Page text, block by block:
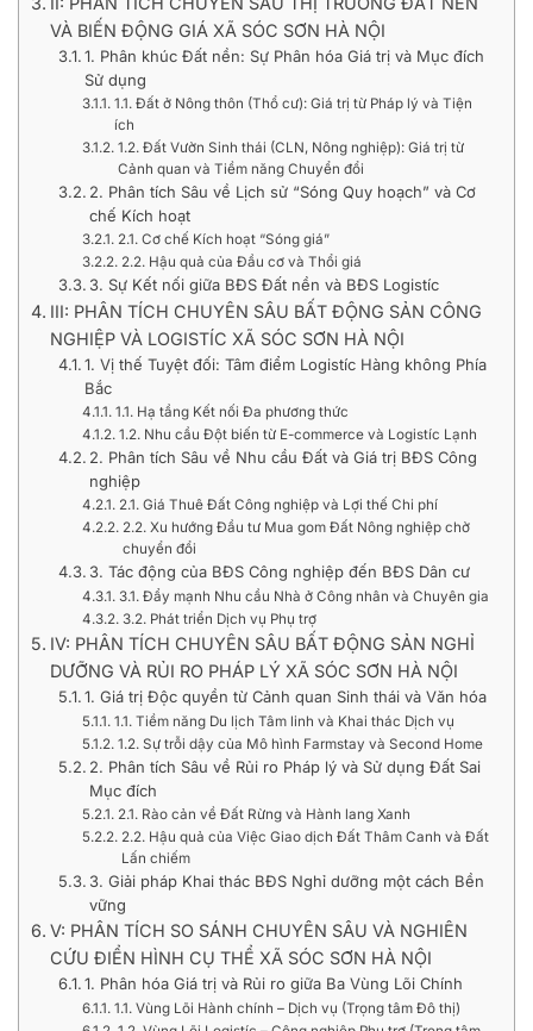
VÀ BIẾN ĐỘNG GIÁ XÃ SÓC SƠN HÀ NỘI
1. Phân khúc Đất nền: Sự Phân hóa Giá trị và Mục đích
Sử dụng
1.1. Đất ở Nông thôn (Thổ cư): Giá trị từ Pháp lý và Tiện
ích
1.2. Đất Vườn Sinh thái (CLN, Nông nghiệp): Giá trị từ
Cảnh quan và Tiềm năng Chuyển đổi
2. Phân tích Sâu về Lịch sử “Sóng Quy hoạch” và Cơ
chế Kích hoạt
2.1. Cơ chế Kích hoạt “Sóng giá”
2.2. Hậu quả của Đầu cơ và Thổi giá
3. Sự Kết nối giữa BĐS Đất nền và BĐS Logistíc
III: PHÂN TÍCH CHUYÊN SÂU BẤT ĐỘNG SẢN CÔNG
NGHIỆP VÀ LOGISTÍC XÃ SÓC SƠN HÀ NỘI
1. Vị thế Tuyệt đối: Tâm điểm Logistíc Hàng không Phía
Bắc
1.1. Hạ tầng Kết nối Đa phương thức
1.2. Nhu cầu Đột biến từ E-commerce và Logistíc Lạnh
2. Phân tích Sâu về Nhu cầu Đất và Giá trị BĐS Công
nghiệp
2.1. Giá Thuê Đất Công nghiệp và Lợi thế Chi phí
2.2. Xu hướng Đầu tư Mua gom Đất Nông nghiệp chờ
chuyển đổi
3. Tác động của BĐS Công nghiệp đến BĐS Dân cư
3.1. Đẩy mạnh Nhu cầu Nhà ở Công nhân và Chuyên gia
3.2. Phát triển Dịch vụ Phụ trợ
IV: PHÂN TÍCH CHUYÊN SÂU BẤT ĐỘNG SẢN NGHỈ
DƯỠNG VÀ RỦI RO PHÁP LÝ XÃ SÓC SƠN HÀ NỘI
1. Giá trị Độc quyền từ Cảnh quan Sinh thái và Văn hóa
1.1. Tiềm năng Du lịch Tâm linh và Khai thác Dịch vụ
1.2. Sự trỗi dậy của Mô hình Farmstay và Second Home
2. Phân tích Sâu về Rủi ro Pháp lý và Sử dụng Đất Sai
Mục đích
2.1. Rào cản về Đất Rừng và Hành lang Xanh
2.2. Hậu quả của Việc Giao dịch Đất Thâm Canh và Đất
Lấn chiếm
3. Giải pháp Khai thác BĐS Nghỉ dưỡng một cách Bền
vững
V: PHÂN TÍCH SO SÁNH CHUYÊN SÂU VÀ NGHIÊN
CỨU ĐIỂN HÌNH CỤ THỂ XÃ SÓC SƠN HÀ NỘI
1. Phân hóa Giá trị và Rủi ro giữa Ba Vùng Lõi Chính
1.1. Vùng Lõi Hành chính – Dịch vụ (Trọng tâm Đô thị)